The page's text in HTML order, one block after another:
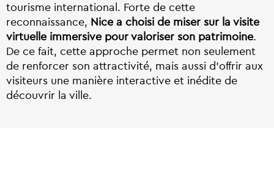
tourisme international. Forte de cette
reconnaissance, Nice a choisi de miser sur la visite
virtuelle immersive pour valoriser son patrimoine.
De ce fait, cette approche permet non seulement
de renforcer son attractivité, mais aussi d’offrir aux
visiteurs une manière interactive et inédite de
découvrir la ville.